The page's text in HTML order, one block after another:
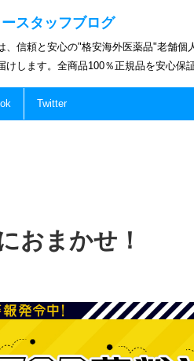
スタッフブログ
、信頼と安心の"格安海外医薬品"老舗
けします。全商品100％正規品を安心保
Twitter
おまかせ！